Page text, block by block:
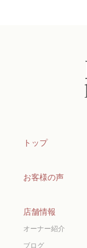
トップ
お客様の声
店舗情報
オーナー紹介
ブログ